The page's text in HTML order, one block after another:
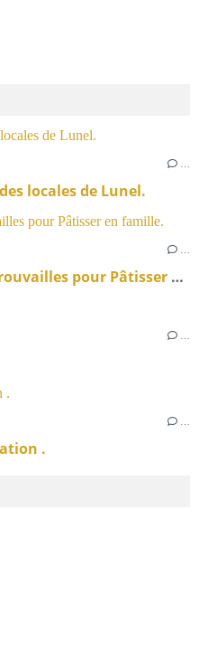
locales de Lunel.
J'aime Pâtisser de bonnes trouvailles pour Pâtisser en famille.
.